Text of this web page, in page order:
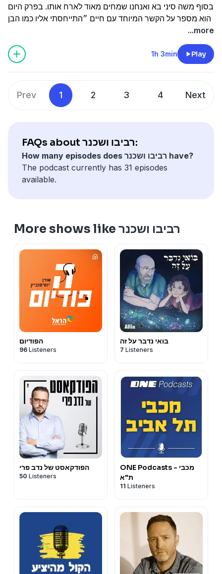
בסוף משה סיני בא ואנחנו שמחים מאוד לארח אותו. בפרק היום
הוא מספר על הקשר המיוחד עם חיים ״התייחסתי אליו כמו הבן
שלי״, האליפות בבני יהודה ״סולמי לא שילם סכומים כאלה
לפני״ והתקופה כמנג׳ר בהפועל: ״היינו יכולים לקחת אליפות
Hosted on Acast. See
for more
...more
1h 3min Play
Prev 1 2 3 4 Next
FAQs about רביבו ושכנר:
How many episodes does רביבו ושכנר have?
The podcast currently has 31 episodes
available.
More shows like רביבו ושכנר
הפודיום
96 Listeners
בואי נדבר על זה
7 Listeners
הפודקאסט של נדב פרי
50 Listeners
ONE Podcasts - מכבי
ת"א
11 Listeners